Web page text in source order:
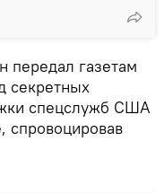
передал газетам
секретных
спецслужб США
спровоцировав